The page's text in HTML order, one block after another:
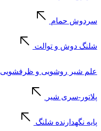
سردوش حمام
شلنگ دوش و توالت
علم شیر روشویی و ظرفشویی
پلاتور-سری شیر
پایه نگهدارنده شلنگ